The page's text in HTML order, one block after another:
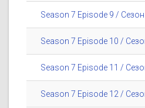
Season 7 Episode 9 /
Season 7 Episode 10 /
Season 7 Episode 11 /
Season 7 Episode 12 /